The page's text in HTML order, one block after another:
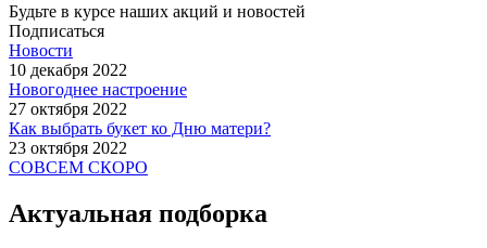
Будьте в курсе наших акций и новостей
Подписаться
Новости
10 декабря 2022
Новогоднее настроение
27 октября 2022
Как выбрать букет ко Дню матери?
23 октября 2022
СОВСЕМ СКОРО
Актуальная подборка